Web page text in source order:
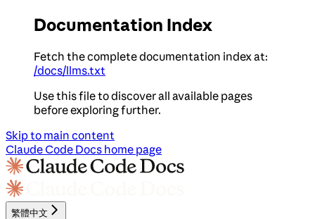
Documentation Index
Fetch the complete documentation index at:
/docs/llms.txt
Use this file to discover all available pages
before exploring further.
Skip to main content
Claude Code Docs home page
繁體中文